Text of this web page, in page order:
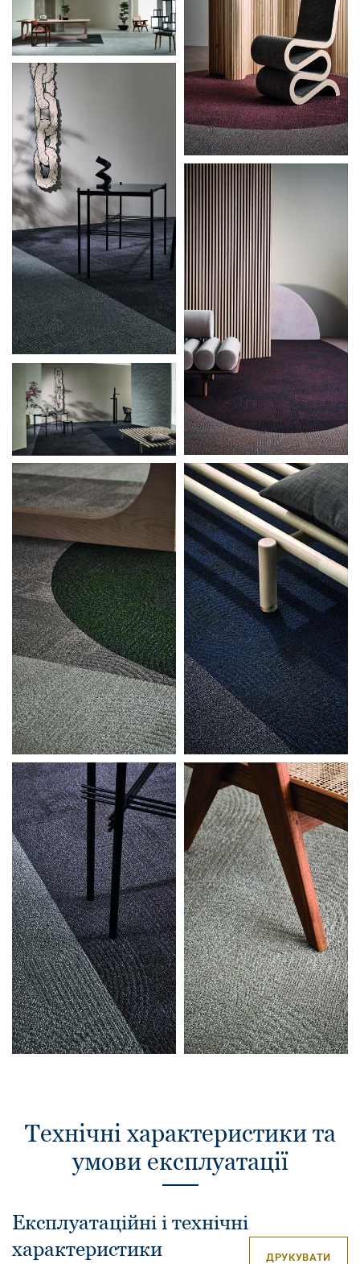
Технічні характеристики та
умови експлуатації
Експлуатаційні і технічні
характеристики
ДРУКУВАТИ